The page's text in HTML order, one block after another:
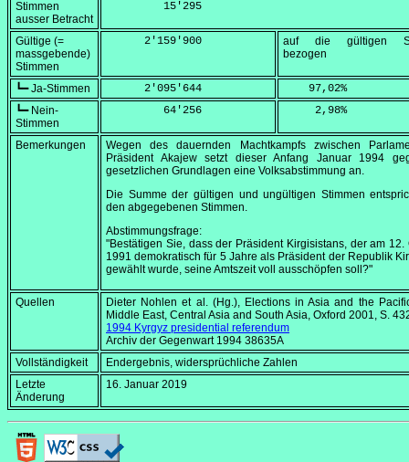
Stimmen
ausser Betracht
         15'295
Gültige (=
massgebende)
Stimmen
      2'159'900
auf die gültigen
bezogen
┗━ Ja-Stimmen
      2'095'644
    97,02
%
┗━ Nein-
Stimmen
         64'256
     2,98
%
Bemerkungen
Wegen des dauernden Machtkampfs zwischen
Präsident Akajew setzt dieser Anfang Januar 1994
gesetzlichen Grundlagen eine Volksabstimmung an.
Die Summe der gültigen und ungültigen Stimmen
den abgegebenen Stimmen.
Abstimmungsfrage:
"Bestätigen Sie, dass der Präsident Kirgisistans, der am 12.
1991 demokratisch für 5 Jahre als Präsident der Republik
gewählt wurde, seine Amtszeit voll ausschöpfen soll?"
Quellen Dieter Nohlen et al. (Hg.), Elections in Asia and the
Middle East, Central Asia and South Asia, Oxford 2001, S.
1994 Kyrgyz presidential referendum
Archiv der Gegenwart 1994 38635A
Vollständigkeit
Endergebnis, widersprüchliche Zahlen
Letzte
Änderung
16. Januar 2019